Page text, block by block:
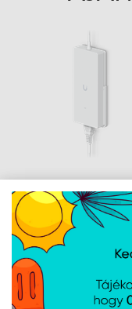
Ubiquiti AC Adapter
210W 54V